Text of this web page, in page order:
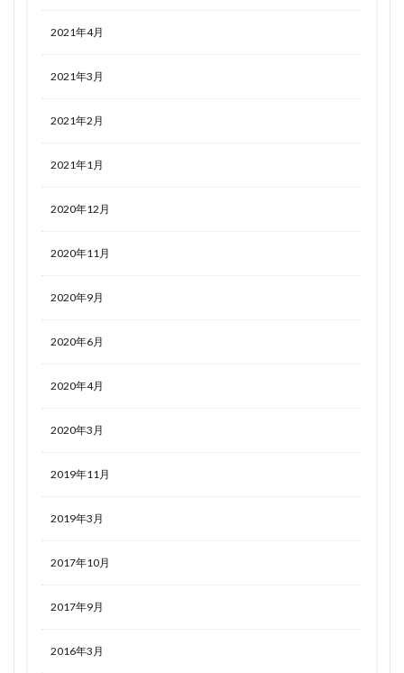
2021年4月
2021年3月
2021年2月
2021年1月
2020年12月
2020年11月
2020年9月
2020年6月
2020年4月
2020年3月
2019年11月
2019年3月
2017年10月
2017年9月
2016年3月